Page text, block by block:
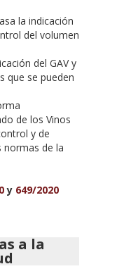
la indicación
del volumen
del GAV y
que se pueden
de los Vinos
y de
normas de la
y 649/2020
a la